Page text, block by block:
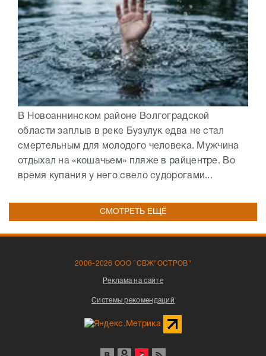
В Новоаннинском районе Волгоградской
области заплыв в реке Бузулук едва не стал
смертельным для молодого человека. Мужчина
отдыхал на «кошачьем» пляже в райцентре. Во
время купания у него свело судорогами...
СМОТРЕТЬ ЕЩЁ
2006-2026 ООО "СВЖ"ОСТРОВ"
Реклама на сайте
Системы рекомендаций